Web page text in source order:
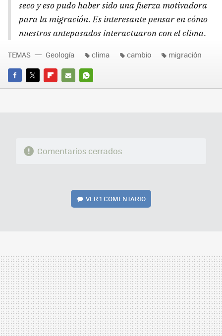
seco y eso pudo haber sido una fuerza motivadora
para la migración. Es interesante pensar en cómo
nuestros antepasados interactuaron con el clima.
FACEBOOK
TWITTERFLIPBOARD
E-
WHATSAPP
TEMAS Geología clima cambio migración
Comentarios cerrados
VER1 COMENTARIO